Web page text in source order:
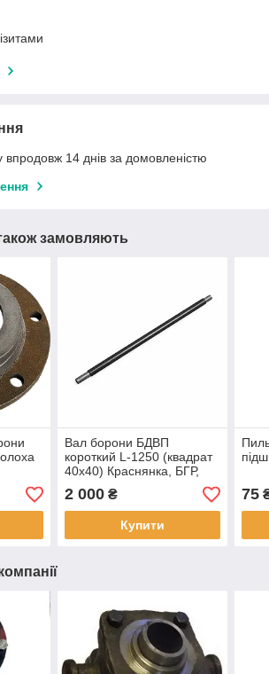
14 днів за домовленістю
замовляють
Вал борони БДВП
короткий L-1250 (квадрат
40х40) Краснянка, БГР,
Солоха
2 000₴
Купити
75